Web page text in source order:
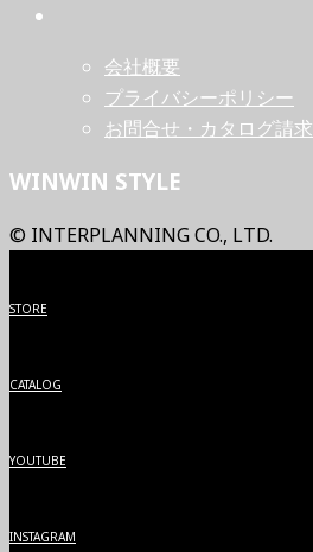
会社概要
プライバシーポリシー
お問合せ・カタログ請求
WINWIN STYLE
© INTERPLANNING CO., LTD.
STORE
CATALOG
YOUTUBE
INSTAGRAM